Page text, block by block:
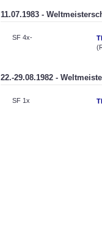
11.07.1983 -
SF 4x-
22.-29.08.1982 -
SF 1x